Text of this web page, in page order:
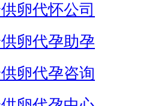
卵代怀公司
卵代孕助孕
卵代孕咨询